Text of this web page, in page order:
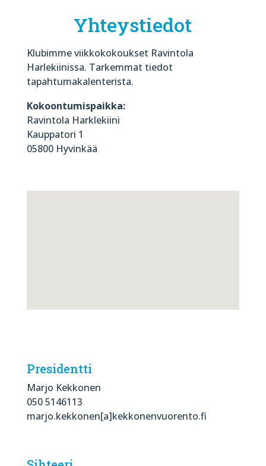
Yhteystiedot
Klubimme viikkokokoukset Ravintola
Harlekiinissa. Tarkemmat tiedot
tapahtumakalenterista.
Kokoontumispaikka:
Ravintola Harklekiini
Kauppatori 1
05800 Hyvinkää
Presidentti
Marjo Kekkonen
050 5146113
marjo.kekkonen[a]kekkonenvuorento.fi